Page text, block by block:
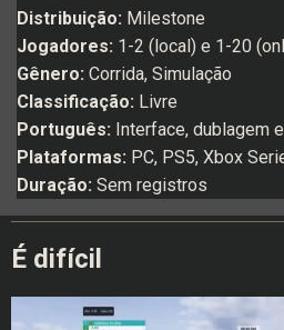
Distribuição: Milestone
Jogadores: 1-2 (local) e 1-20
Gênero: Corrida, Simulação
Classificação: Livre
Português: Interface, dublagem
Plataformas: PC, PS5, Xbox
Duração: Sem registros
É difícil